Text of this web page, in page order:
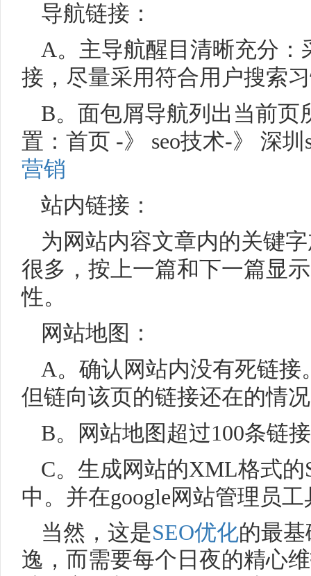
导航链接：
A。主导航醒目清晰充分
接，尽量采用符合用户搜索
B。面包屑导航列出当前页
置：首页 -》 seo技术-》 深
营销
站内链接：
为网站内容文章内的关键
很多，按上一篇和下一篇显
性。
网站地图：
A。确认网站内没有死链
但链向该页的链接还在的情
B。网站地图超过100条链
C。生成网站的XML格式
中。并在google网站管理员
当然，这是SEO优化的最
逸，而需要每个日夜的精心